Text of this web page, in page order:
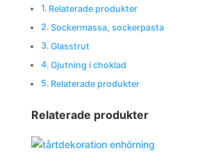
Relaterade produkter
Sockermassa, sockerpasta
Glasstrut
Gjutning i choklad
Relaterade produkter
Relaterade produkter